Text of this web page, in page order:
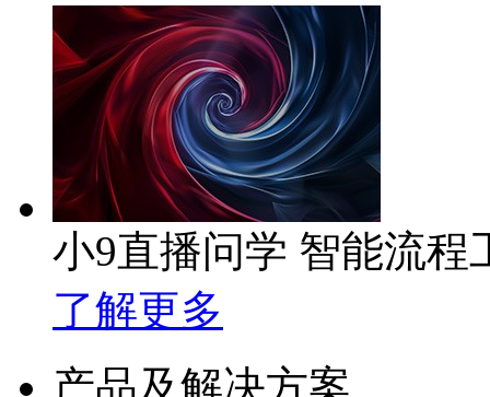
小9直播问学 智能流程
了解更多
产品及解决方案